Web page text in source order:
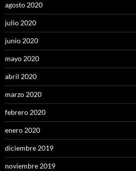
agosto 2020
julio 2020
junio 2020
mayo 2020
abril 2020
marzo 2020
febrero 2020
enero 2020
diciembre 2019
noviembre 2019